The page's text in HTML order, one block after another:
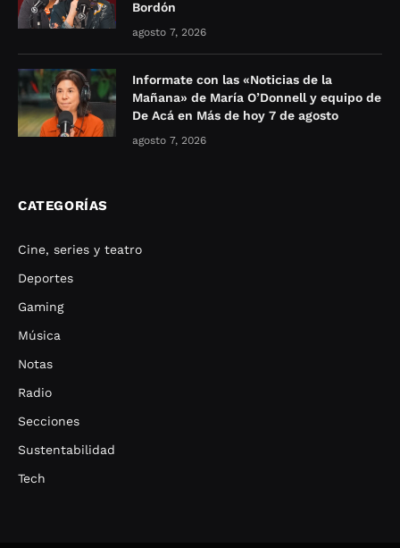
Bordón
agosto 7, 2026
Informate con las «Noticias de la
Mañana» de María O’Donnell y equipo de
De Acá en Más de hoy 7 de agosto
agosto 7, 2026
CATEGORÍAS
Cine, series y teatro
Deportes
Gaming
Música
Notas
Radio
Secciones
Sustentabilidad
Tech